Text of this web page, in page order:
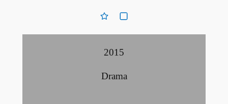
2015
Drama